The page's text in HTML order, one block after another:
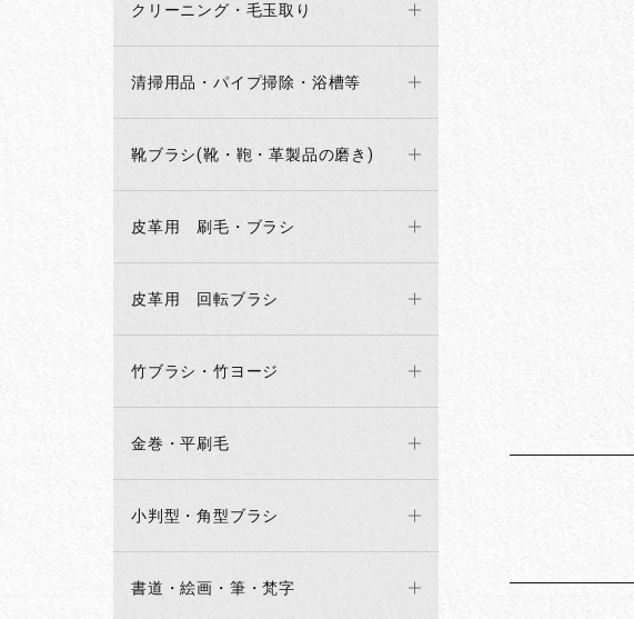
クリーニング・毛玉取り
清掃用品・パイプ掃除・浴槽等
靴ブラシ(靴・鞄・革製品の磨き)
皮革用 刷毛・ブラシ
皮革用 回転ブラシ
竹ブラシ・竹ヨージ
金巻・平刷毛
小判型・角型ブラシ
書道・絵画・筆・梵字